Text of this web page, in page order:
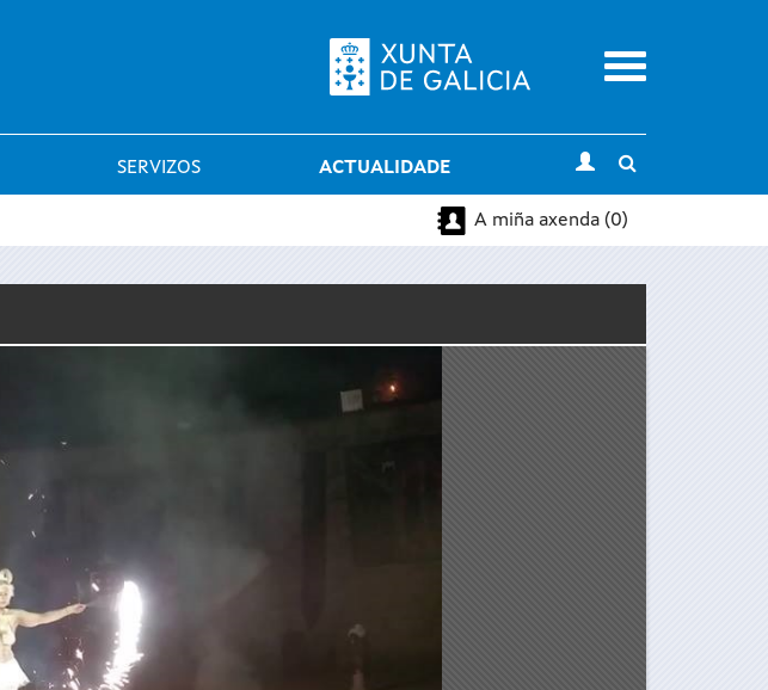
Menu
SERVIZOS ACTUALIDADE
search
A miña axenda (0)